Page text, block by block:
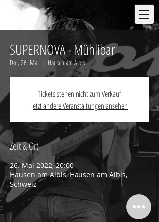
SUPERNOVA - Mühlibar
Do., 26. Mai
  |
Hausen am Albis
Tickets stehen nicht zum Verkauf
Jetzt andere Veranstaltungen ansehen
Zeit & Ort
26. Mai 2022, 20:00
Hausen am Albis, Hausen am Albis,
Schweiz